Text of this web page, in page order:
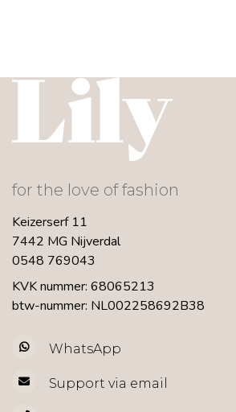
for the love of fashion
Keizerserf 11
7442 MG Nijverdal
0548 769043
KVK nummer: 68065213
btw-nummer: NL002258692B38
WhatsApp
Support via email